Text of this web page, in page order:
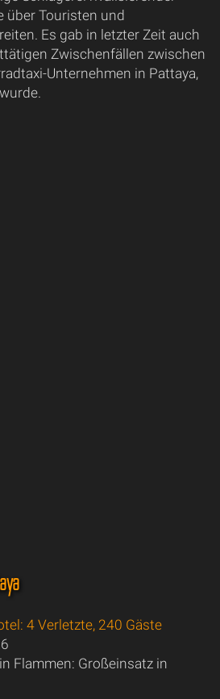
über Touristen und
Es gab in letzter Zeit auch
Zwischenfällen zwischen
Unternehmen in Pattaya,
4 Verletzte, 240 Gäste
Flammen: Großeinsatz in